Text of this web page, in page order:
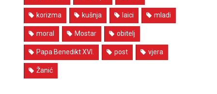
korizma kušnja laici mladi
moral Mostar obitelj
Papa Benedikt XVI. post vjera
Žanić